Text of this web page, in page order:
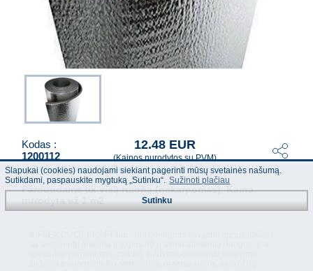
Kodas :
1200112
12.48 EUR
(Kainos nurodytos su PVM)
Parduodame tik visą ruloną (nekarpomas) Kaina
nurodyta už 1 m2
Slapukai (cookies) naudojami siekiant pagerinti mūsų svetainės našumą.
Sutikdami, paspauskite mygtuką „Sutinku“. Sužinoti plačiau
Sutinku